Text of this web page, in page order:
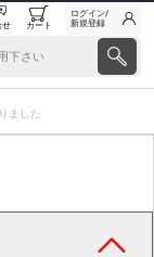
せ カート
ログイン/
新規登録
ました